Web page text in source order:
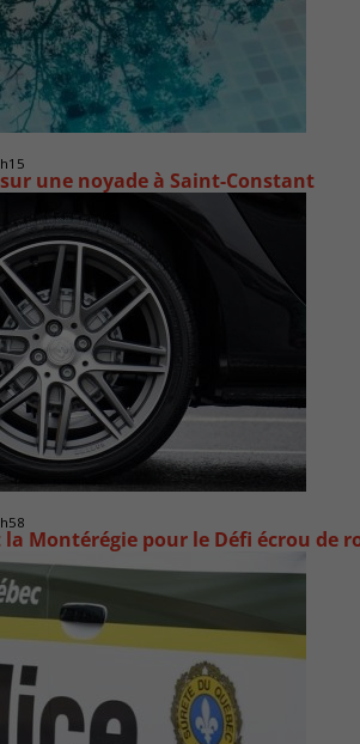
une noyade à Saint-Constant
Montérégie pour le Défi écrou de